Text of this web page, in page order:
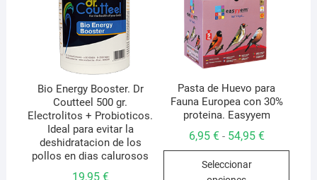
producto
Bio Energy Booster. Dr
Coutteel 500 gr.
Electrolitos + Probioticos.
Ideal para evitar la
deshidratacion de los
pollos en dias calurosos
19,95 €
Pasta de Huevo para
Fauna Europea con 30%
proteina. Easyyem
6,95 € - 54,95 €Rango
Seleccionar